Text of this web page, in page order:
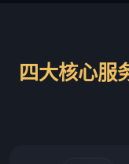
四大核心服